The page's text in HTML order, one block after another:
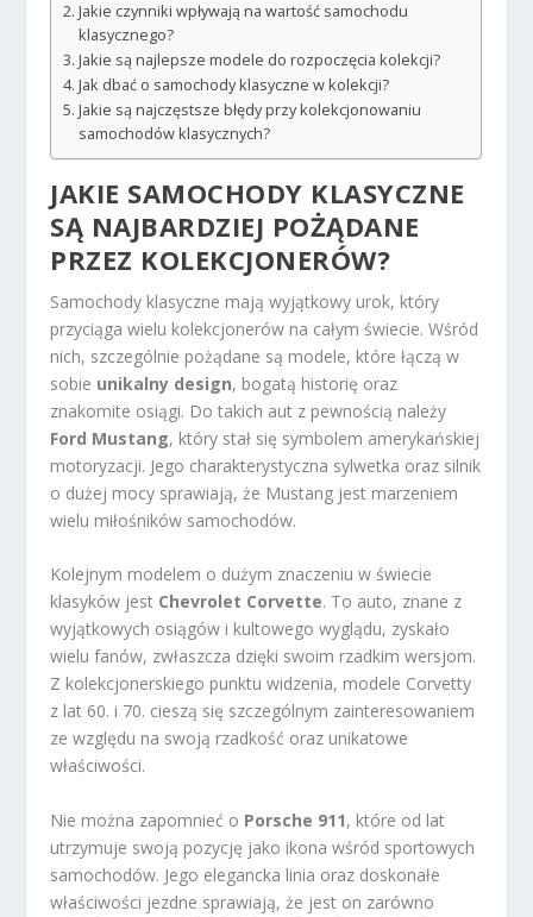
Jakie czynniki wpływają na wartość samochodu
klasycznego?
Jakie są najlepsze modele do rozpoczęcia kolekcji?
Jak dbać o samochody klasyczne w kolekcji?
Jakie są najczęstsze błędy przy kolekcjonowaniu
samochodów klasycznych?
JAKIE SAMOCHODY KLASYCZNE
SĄ NAJBARDZIEJ POŻĄDANE
PRZEZ KOLEKCJONERÓW?
Samochody klasyczne mają wyjątkowy urok, który
przyciąga wielu kolekcjonerów na całym świecie. Wśród
nich, szczególnie pożądane są modele, które łączą w
sobie unikalny design, bogatą historię oraz
znakomite osiągi. Do takich aut z pewnością należy
Ford Mustang, który stał się symbolem amerykańskiej
motoryzacji. Jego charakterystyczna sylwetka oraz silnik
o dużej mocy sprawiają, że Mustang jest marzeniem
wielu miłośników samochodów.
Kolejnym modelem o dużym znaczeniu w świecie
klasyków jest Chevrolet Corvette. To auto, znane z
wyjątkowych osiągów i kultowego wyglądu, zyskało
wielu fanów, zwłaszcza dzięki swoim rzadkim wersjom.
Z kolekcjonerskiego punktu widzenia, modele Corvetty
z lat 60. i 70. cieszą się szczególnym zainteresowaniem
ze względu na swoją rzadkość oraz unikatowe
właściwości.
Nie można zapomnieć o Porsche 911, które od lat
utrzymuje swoją pozycję jako ikona wśród sportowych
samochodów. Jego elegancka linia oraz doskonałe
właściwości jezdne sprawiają, że jest on zarówno